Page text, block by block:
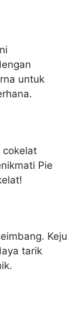
untuk
cokelat
Pie
Keju
tarik